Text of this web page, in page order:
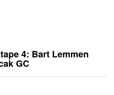
4: Bart Lemmen
GC